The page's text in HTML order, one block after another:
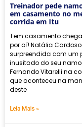
Treinador pede
em casamento no
corrida em Itu
Tem casamento
por aí! Natália
surpreendida com um
inusitado do seu
Fernando Vitarelli na
que aconteceu na
deste
Leia Mais »